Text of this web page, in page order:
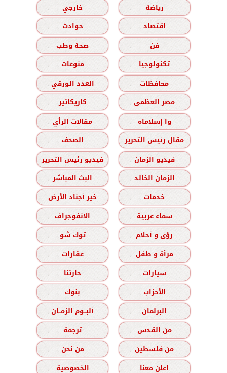
رياضة
خارجي
اقتصاد
حوادث
فن
صحة وطب
تكنولوجيا
منوعات
محافظات
العدد الورقي
مصر العظمى
كاريكاتير
وا إسلاماه
مقالات الرأي
مقال رئيس التحرير
الصحف
فيديو الزمان
فيديو رئيس التحرير
الزمان الخالد
البث المباشر
خدمات
خير أجناد الأرض
سماء عربية
الانفوجراف
رؤى و أحلام
توك شو
مرأة و طفل
عقارات
سيارات
حارتنا
الأحزاب
بنوك
البرلمان
ألبــوم الزمــان
من القدس
ترجمة
من فلسطين
من نحن
اعلن معنا
الخصوصية